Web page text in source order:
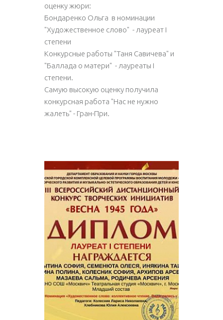
оценку жюри:
Бондаренко Ольга в номинации
"Художественное слово" - лауреат I
степени
Конкурсные работы "Таня Савичева" и
"Баллада о матери" - лауреаты I
степени.
Самую высокую оценку получила
конкурсная работа "Нас не нужно
жалеть" - Гран-При.